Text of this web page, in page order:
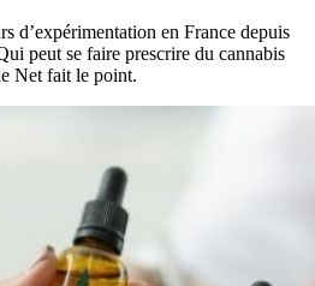
d’expérimentation en France depuis
peut se faire prescrire du cannabis
Net fait le point.